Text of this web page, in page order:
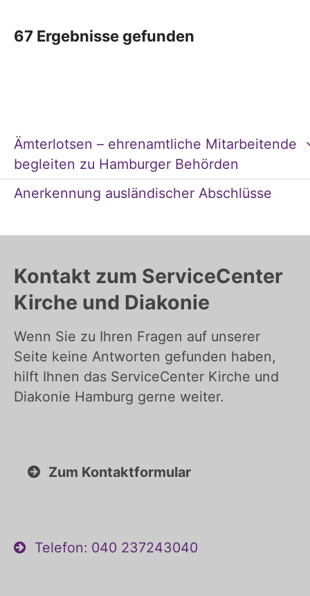
67 Ergebnisse gefunden
Ämterlotsen – ehrenamtliche Mitarbeitende
begleiten zu Hamburger Behörden
Anerkennung ausländischer Abschlüsse
Kontakt zum ServiceCenter
Kirche und Diakonie
Wenn Sie zu Ihren Fragen auf unserer
Seite keine Antworten gefunden haben,
hilft Ihnen das ServiceCenter Kirche und
Diakonie Hamburg gerne weiter.
Zum Kontaktformular
Telefon: 040 237243040